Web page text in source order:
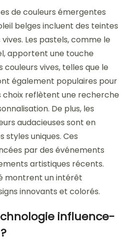
de couleurs émergentes
belges incluent des teintes
Les pastels, comme le
apportent une touche
couleurs vives, telles que le
également populaires pour
choix reflètent une recherche
De plus, les
audacieuses sont en
uniques. Ces
par des événements
artistiques récents.
montrent un intérêt
innovants et colorés.
influence-